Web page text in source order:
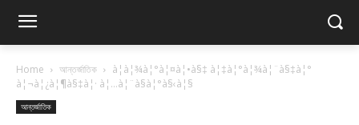
Home আন্তর্জাতিক
à¦­à¦¾à¦°à¦¤à¦•à§‡ à¦‡à¦°à¦¾à¦¨à§‡à¦°
à¦¬à¦¿à¦¶à§‡à¦· à¦…à¦¨à§à¦°à§‹à¦§
আন্তর্জাতিক